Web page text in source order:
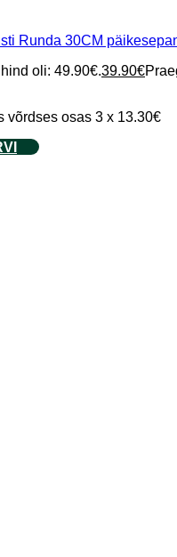
Runda 30CM
oli: 49.90€.39.90€
võrdses osas 3 x 13.30€